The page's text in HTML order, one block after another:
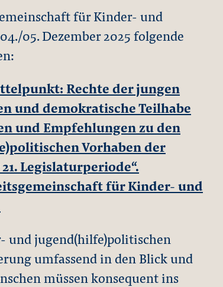
für Kinder- und
05. Dezember 2025 folgende
Rechte der jungen
und demokratische Teilhabe
und Empfehlungen zu den
Vorhaben der
Legislaturperiode“.
für Kinder- und
und jugend(hilfe)politischen
umfassend in den Blick und
müssen konsequent ins